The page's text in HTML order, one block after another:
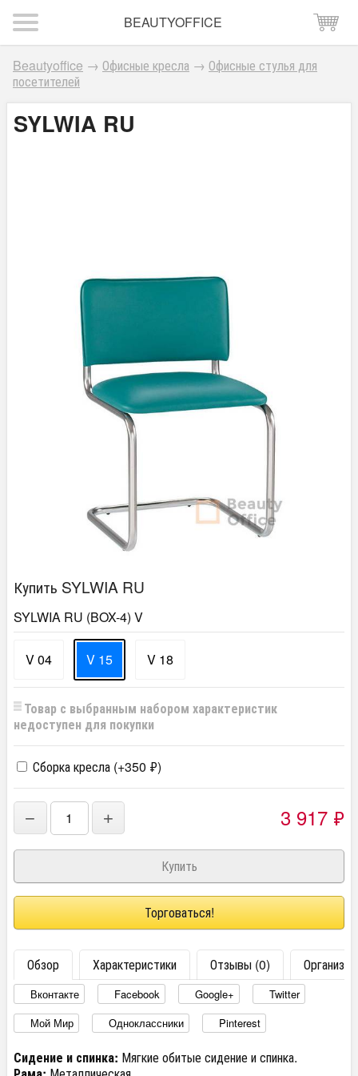
BEAUTYOFFICE
Beautyoffice → Офисные кресла → Офисные стулья для
посетителей
SYLWIA RU
Купить SYLWIA RU
SYLWIA RU (BOX-4) V
V 04 V 15 V 18
Товар с выбранным набором характеристик
недоступен для покупки
Сборка кресла (+350 ₽)
− + 3 917 ₽
Торговаться!
Обзор Характеристики Отзывы (0)
Вконтакте Facebook Google+
Twitter
Мой Мир
Одноклассники Pinterest
Сидение и спинка: Мягкие обитые сидение и спинка.